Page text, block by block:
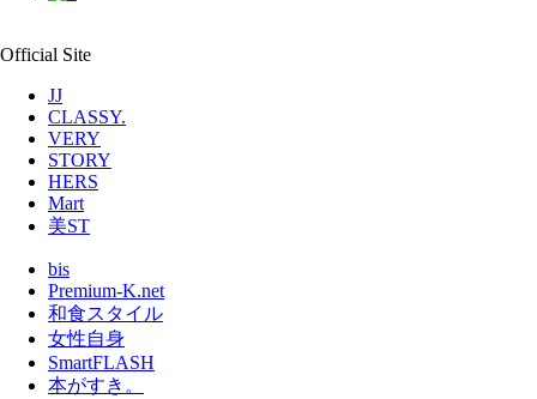
Official Site
JJ
CLASSY.
VERY
STORY
HERS
Mart
美ST
bis
Premium-K.net
和食スタイル
女性自身
SmartFLASH
本がすき。